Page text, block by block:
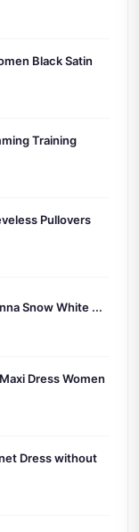
Black Satin
Training
Pullovers
Snow White ...
Dress Women
Dress without